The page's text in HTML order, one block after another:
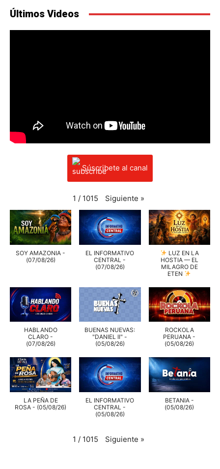
Últimos Videos
Súscribete al canal
1 / 1015 Siguiente »
SOY AMAZONIA -
(07/08/26)
EL INFORMATIVO
CENTRAL -
(07/08/26)
LUZ EN LA
HOSTIA — EL
MILAGRO DE
ETEN
HABLANDO
CLARO -
(07/08/26)
BUENAS NUEVAS:
"DANIEL II" -
(05/08/26)
ROCKOLA
PERUANA -
(05/08/26)
LA PEÑA DE
ROSA - (05/08/26)
EL INFORMATIVO
CENTRAL -
(05/08/26)
BETANIA -
(05/08/26)
1 / 1015 Siguiente »